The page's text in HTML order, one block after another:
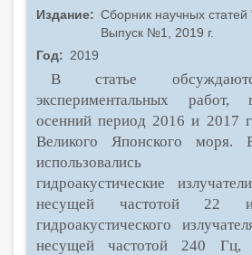
Издание
Сборник научных
Выпуск №1, 2019 г.
Год
2019
В статье
экспериментальных работ,
осенний период 2016 и 2017
Великого Японского моря.
использовались
гидроакустические
несущей частотой
гидроакустического
несущей частотой 240 Гц,